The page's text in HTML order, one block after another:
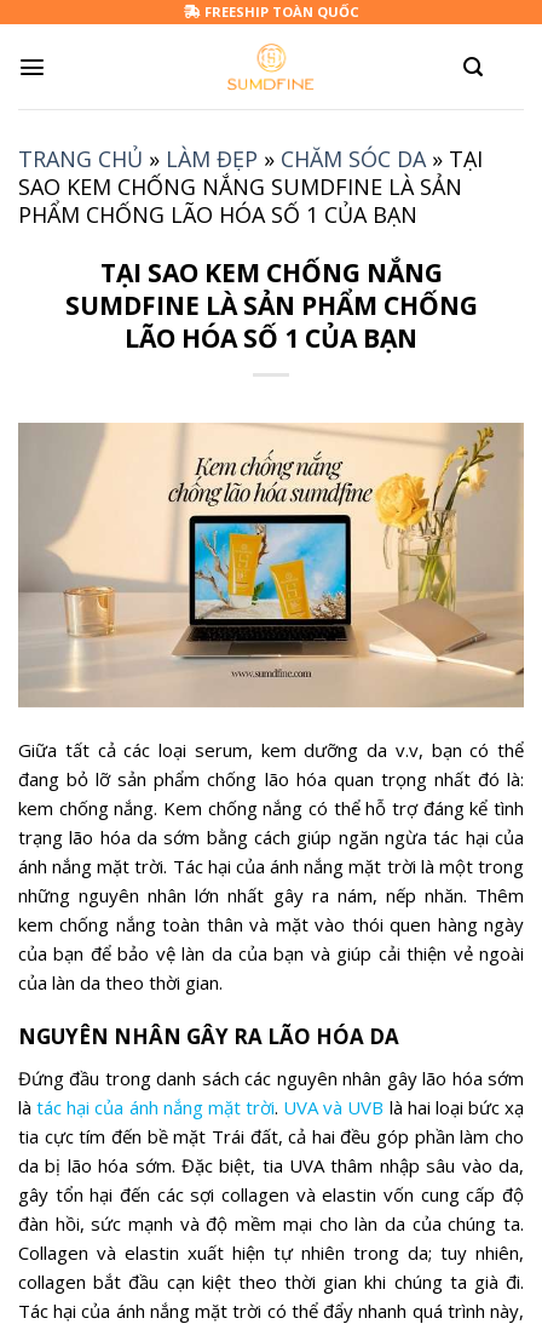
content
FREESHIP TOÀN QUỐC
TRANG CHỦ » LÀM ĐẸP » CHĂM SÓC DA» TẠI
SAO KEM CHỐNG NẮNG SUMDFINE LÀ SẢN
PHẨM CHỐNG LÃO HÓA SỐ 1 CỦA BẠN
TẠI SAO KEM CHỐNG NẮNG
SUMDFINE LÀ SẢN PHẨM CHỐNG
LÃO HÓA SỐ 1 CỦA BẠN
Giữa tất cả các loại serum, kem dưỡng da v.v, bạn có thể
đang bỏ lỡ sản phẩm chống lão hóa quan trọng nhất đó là:
kem chống nắng. Kem chống nắng có thể hỗ trợ đáng kể tình
trạng lão hóa da sớm bằng cách giúp ngăn ngừa tác hại của
ánh nắng mặt trời. Tác hại của ánh nắng mặt trời là một trong
những nguyên nhân lớn nhất gây ra nám, nếp nhăn. Thêm
kem chống nắng toàn thân và mặt vào thói quen hàng ngày
của bạn để bảo vệ làn da của bạn và giúp cải thiện vẻ ngoài
của làn da theo thời gian.
NGUYÊN NHÂN GÂY RA LÃO HÓA DA
Đứng đầu trong danh sách các nguyên nhân gây lão hóa sớm
làtác hại của ánh nắng mặt trời. UVA và UVB là hai loại bức xạ
tia cực tím đến bề mặt Trái đất, cả hai đều góp phần làm cho
da bị lão hóa sớm. Đặc biệt, tia UVA thâm nhập sâu vào da,
gây tổn hại đến các sợi collagen và elastin vốn cung cấp độ
đàn hồi, sức mạnh và độ mềm mại cho làn da của chúng ta.
Collagen và elastin xuất hiện tự nhiên trong da; tuy nhiên,
collagen bắt đầu cạn kiệt theo thời gian khi chúng ta già đi.
Tác hại của ánh nắng mặt trời có thể đẩy nhanh quá trình này,